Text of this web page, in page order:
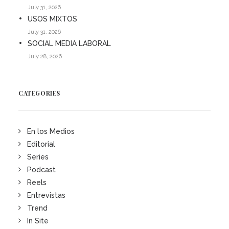
July 31, 2026
USOS MIXTOS
July 31, 2026
SOCIAL MEDIA LABORAL
July 28, 2026
CATEGORIES
En los Medios
Editorial
Series
Podcast
Reels
Entrevistas
Trend
In Site